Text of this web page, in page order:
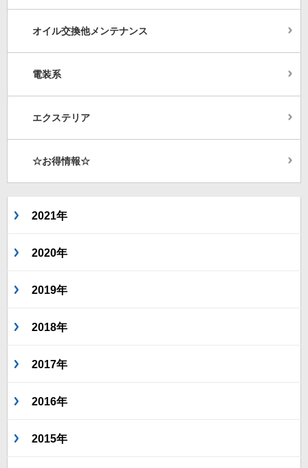
オイル交換他メンテナンス
電装系
エクステリア
☆お得情報☆
2021年
2020年
2019年
2018年
2017年
2016年
2015年